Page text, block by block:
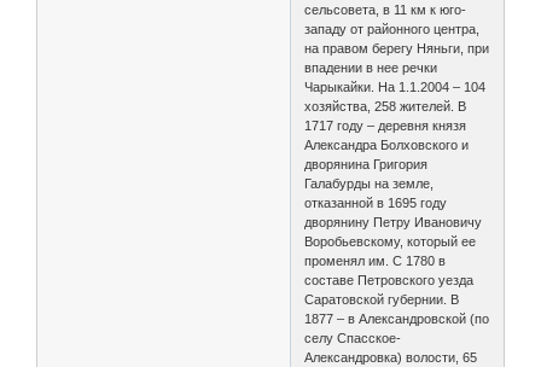
сельсовета, в 11 км к юго-
западу от районного центра,
на правом берегу Няньги, при
впадении в нее речки
Чарыкайки. На 1.1.2004 – 104
хозяйства, 258 жителей. В
1717 году – деревня князя
Александра Болховского и
дворянина Григория
Галабурды на земле,
отказанной в 1695 году
дворянину Петру Ивановичу
Воробьевскому, который ее
променял им. С 1780 в
составе Петровского уезда
Саратовской губернии. В
1877 – в Александровской (по
селу Спасское-
Александровка) волости, 65